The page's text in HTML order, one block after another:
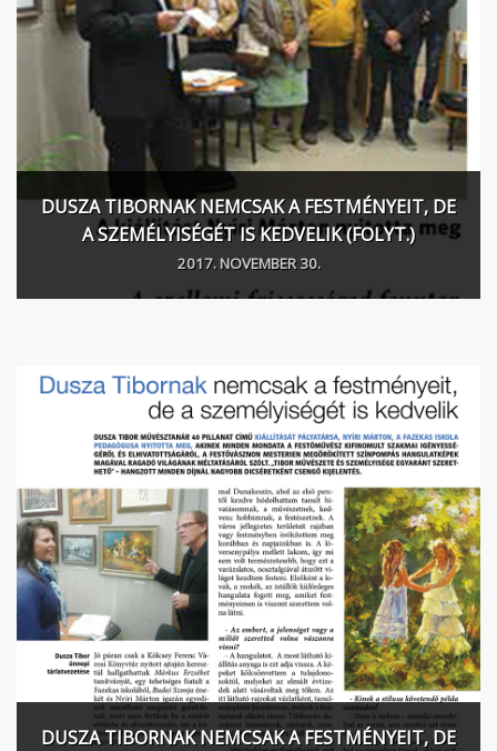
DUSZA TIBORNAK NEMCSAK A FESTMÉNYEIT, DE
A SZEMÉLYISÉGÉT IS KEDVELIK (FOLYT.)
2017. NOVEMBER 30.
DUSZA TIBORNAK NEMCSAK A FESTMÉNYEIT, DE